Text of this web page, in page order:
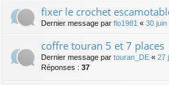
fixer le crochet
Dernier message par flo1981 « 30 juin
coffre touran 5 et 7 places
Dernier message par touran_DE « 27
Réponses : 37